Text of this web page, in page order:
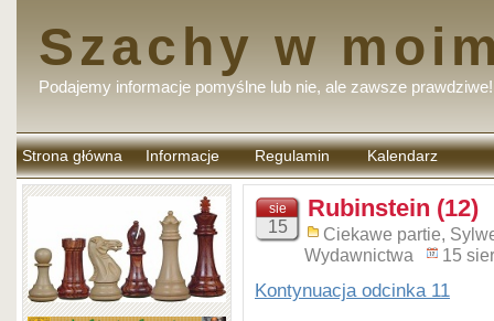
Szachy w
Podajemy informacje pomyślne lub nie, ale zawsze prawdziwe!
Strona główna Informacje Regulamin
komentarzy
Kalendarz
sie
15
Rubinstein (12)
Ciekawe partie,
Wydawnictwa
15
Kontynuacja odcinka 11